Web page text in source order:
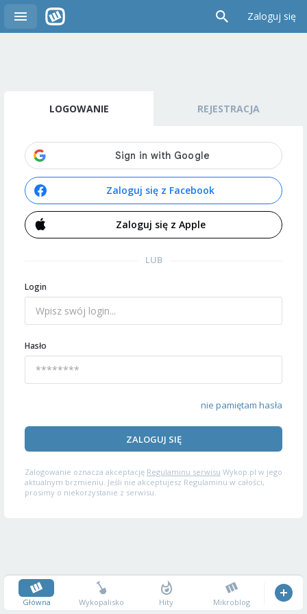
Zaloguj się
LOGOWANIE REJESTRACJA
Zaloguj się z Facebook
Zaloguj się z Apple
LUB
Login
Hasło
nie pamiętam hasła
ZALOGUJ SIĘ
Zalogowanie oznacza akceptację Regulaminu serwisu Wykop.pl w jego
aktualnym brzmieniu. Jeśli nie akceptujesz Regulaminu w całości,
prosimy o niekorzystanie z serwisu.
Główna Wykopalisko Hity Mikroblog